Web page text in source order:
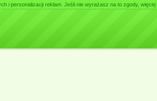
i personalizacji reklam. Jeśli nie wyrażasz na to zgody,